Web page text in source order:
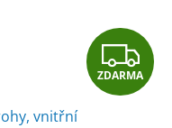
Z
D
ZDARMA
vnitřní